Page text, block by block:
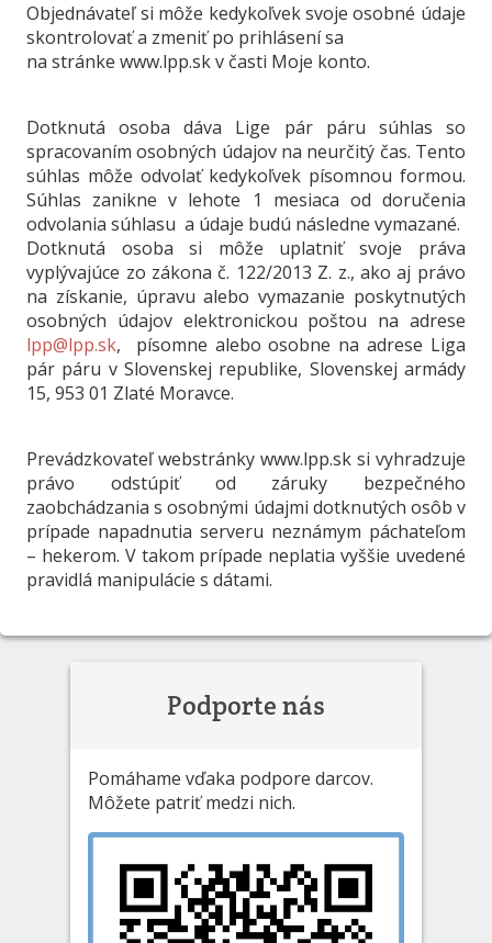
Objednávateľ si môže kedykoľvek svoje osobné údaje
skontrolovať a zmeniť po prihlásení sa
na stránke www.lpp.sk v časti Moje konto.
Dotknutá osoba dáva Lige pár páru súhlas so
spracovaním osobných údajov na neurčitý čas. Tento
súhlas môže odvolať kedykoľvek písomnou formou.
Súhlas zanikne v lehote 1 mesiaca od doručenia
odvolania súhlasu a údaje budú následne vymazané.
Dotknutá osoba si môže uplatniť svoje práva
vyplývajúce zo zákona č. 122/2013 Z. z., ako aj právo
na získanie, úpravu alebo vymazanie poskytnutých
osobných údajov elektronickou poštou na adrese
lpp@lpp.sk, písomne alebo osobne na adrese Liga
pár páru v Slovenskej republike, Slovenskej armády
15, 953 01 Zlaté Moravce.
Prevádzkovateľ webstránky www.lpp.sk si vyhradzuje
právo odstúpiť od záruky bezpečného
zaobchádzania s osobnými údajmi dotknutých osôb v
prípade napadnutia serveru neznámym páchateľom
– hekerom. V takom prípade neplatia vyššie uvedené
pravidlá manipulácie s dátami.
Podporte nás
Pomáhame vďaka podpore darcov.
Môžete patriť medzi nich.